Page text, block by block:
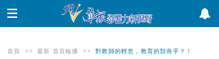
首頁 >> 最新 首頁輪播 >> 對教師的輕忽，教育的頹喪乎？！